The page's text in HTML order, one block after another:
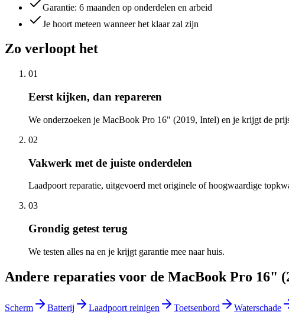
Garantie: 6 maanden op onderdelen en arbeid
Je hoort meteen wanneer het klaar zal zijn
Zo verloopt het
01
Eerst kijken, dan repareren
We onderzoeken je MacBook Pro 16" (2019, Intel) en je krijgt de
02
Vakwerk met de juiste onderdelen
Laadpoort reparatie, uitgevoerd met originele of hoogwaardige
03
Grondig getest terug
We testen alles na en je krijgt garantie mee naar huis.
Andere reparaties voor de MacBook Pro 16"
Scherm Batterij Laadpoort reinigen Toetsenbord Waterschade